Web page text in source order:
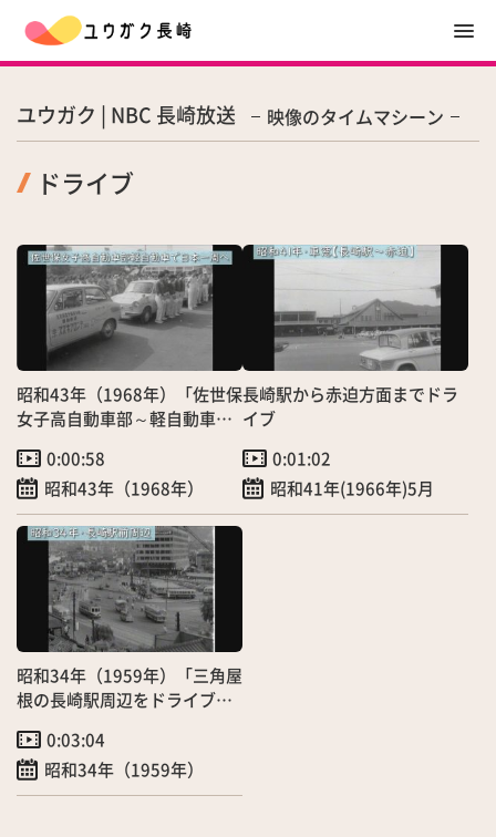
ユウガク | NBC 長崎放送 映像のタイムマシーン
ドライブ
昭和43年（1968年）「佐世保
女子高自動車部～軽自動車で
0:00:58
昭和43年（1968年）
長崎駅から赤迫方面までドラ
イブ
0:01:02
昭和41年(1966年)5月
昭和34年（1959年）「三角屋
根の長崎駅周辺をドライブ」
0:03:04
昭和34年（1959年）